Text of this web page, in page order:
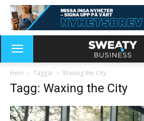
Hem Taggar Waxing the City
Tagg: Waxing the City